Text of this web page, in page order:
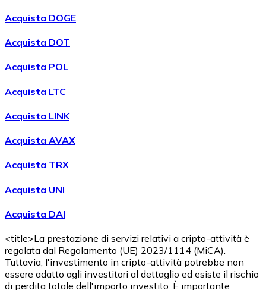
Acquista DOGE
Acquista DOT
Acquista POL
Acquista LTC
Acquista LINK
Acquista AVAX
Acquista TRX
Acquista UNI
Acquista DAI
<title>La prestazione di servizi relativi a cripto-attività è
regolata dal Regolamento (UE) 2023/1114 (MiCA).
Tuttavia, l'investimento in cripto-attività potrebbe non
essere adatto agli investitori al dettaglio ed esiste il rischio
di perdita totale dell'importo investito. È importante